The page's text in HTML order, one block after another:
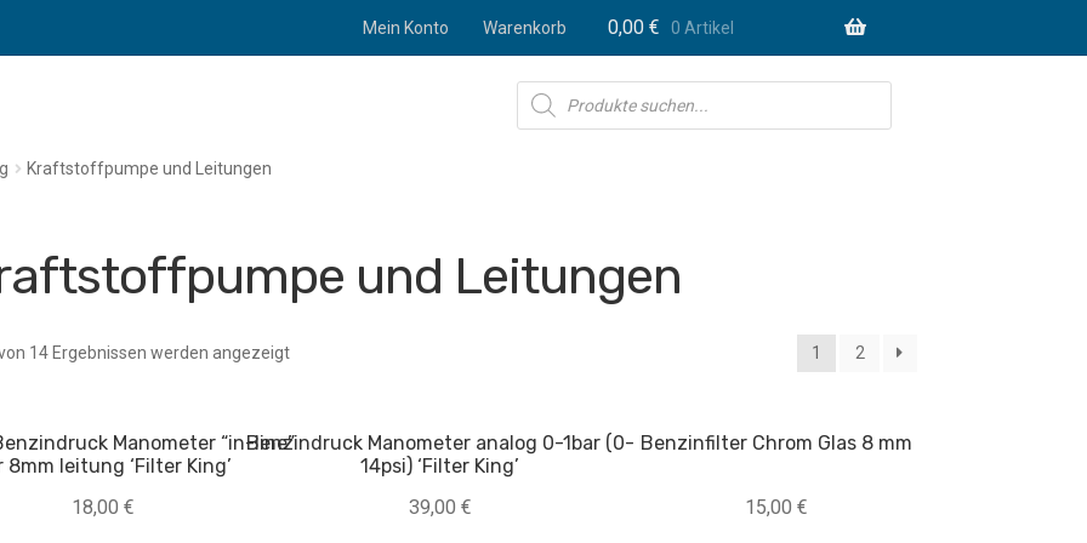
Mein Konto Warenkorb 0,00€ 0 Artikel
Products
search
Kraftstoffpumpe und Leitungen
und Leitungen
14 Ergebnissen werden angezeigt 1 2
Manometer “in-line”
8mm leitung ‘Filter King’
18,00€
Benzindruck Manometer analog 0-1bar (0-
14psi) ‘Filter King’
39,00 €
Benzinfilter Chrom Glas 8 mm
15,00€